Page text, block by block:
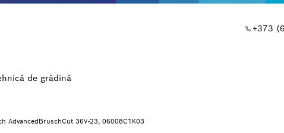
+373
de grădină
AdvancedBruschCut 36V-23, 06008C1K03